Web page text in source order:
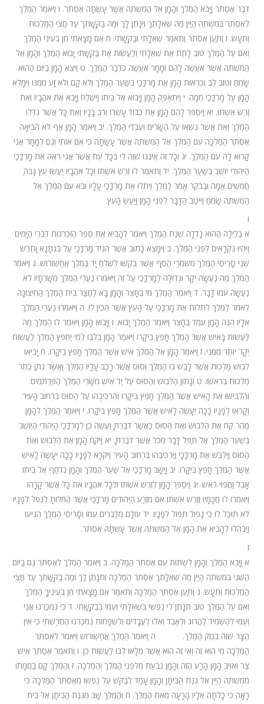
דְּבַר אֶסְתֵּר וַיָּבֹא הַמֶּלֶךְ וְהָמָן אֶל הַמִּשְׁתֶּה אֲשֶׁר עָשְׂתָה אֶסְתֵּר. ו וַיֹּאמֶר הַמֶּלֶךְ
לְאֶסְתֵּר בְּמִשְׁתֵּה הַיַּיִן מַה שְּׁאֵלָתֵךְ וְיִנָּתֵן לָךְ וּמַה בַּקָּשָׁתֵךְ עַד חֲצִי הַמַּלְכוּת
וְתֵעָשׂ. ז וַתַּעַן אֶסְתֵּר וַתֹּאמַר שְׁאֵלָתִי וּבַקָּשָׁתִי. ח אִם מָצָאתִי חֵן בְּעֵינֵי הַמֶּלֶךְ
וְאִם עַל הַמֶּלֶךְ טוֹב לָתֵת אֶת שְׁאֵלָתִי וְלַעֲשׂוֹת אֶת בַּקָּשָׁתִי יָבוֹא הַמֶּלֶךְ וְהָמָן אֶל
הַמִּשְׁתֶּה אֲשֶׁר אֶעֱשֶׂה לָהֶם וּמָחָר אֶעֱשֶׂה כִּדְבַר הַמֶּלֶךְ. ט וַיֵּצֵא הָמָן בַּיּוֹם הַהוּא
שָׂמֵחַ וְטוֹב לֵב וְכִרְאוֹת הָמָן אֶת מָרְדֳּכַי בְּשַׁעַר הַמֶּלֶךְ וְלֹא קָם וְלֹא זָע מִמֶּנּוּ וַיִּמָּלֵא
הָמָן עַל מָרְדֳּכַי חֵמָה. י וַיִּתְאַפַּק הָמָן וַיָּבוֹא אֶל בֵּיתוֹ וַיִּשְׁלַח וַיָּבֵא אֶת אֹהֲבָיו וְאֶת
זֶרֶשׁ אִשְׁתּוֹ. יא וַיְסַפֵּר לָהֶם הָמָן אֶת כְּבוֹד עָשְׁרוֹ וְרֹב בָּנָיו וְאֵת כָּל אֲשֶׁר גִּדְּלוֹ
הַמֶּלֶךְ וְאֵת אֲשֶׁר נִשְּׂאוֹ עַל הַשָּׂרִים וְעַבְדֵי הַמֶּלֶךְ. יב וַיֹּאמֶר הָמָן אַף לֹא הֵבִיאָה
אֶסְתֵּר הַמַּלְכָּה עִם הַמֶּלֶךְ אֶל הַמִּשְׁתֶּה אֲשֶׁר עָשָׂתָה כִּי אִם אוֹתִי וְגַם לְמָחָר אֲנִי
קָרוּא לָהּ עִם הַמֶּלֶךְ. יג וְכָל זֶה אֵינֶנּוּ שֹׁוֶה לִי בְּכָל עֵת אֲשֶׁר אֲנִי רֹאֶה אֶת מָרְדֳּכַי
הַיְּהוּדִי יוֹשֵׁב בְּשַׁעַר הַמֶּלֶךְ. יד וַתֹּאמֶר לוֹ זֶרֶשׁ אִשְׁתּוֹ וְכָל אֹהֲבָיו יַעֲשׂוּ עֵץ גָּבֹהַּ
חֲמִשִּׁים אַמָּה וּבַבֹּקֶר אֱמֹר לַמֶּלֶךְ וְיִתְלוּ אֶת מָרְדֳּכַי עָלָיו וּבֹא עִם הַמֶּלֶךְ אֶל
הַמִּשְׁתֶּה שָׂמֵחַ וַיִּיטַב הַדָּבָר לִפְנֵי הָמָן וַיַּעַשׂ הָעֵץ.
ו
א בַּלַּיְלָה הַהוּא נָדְדָה שְׁנַת הַמֶּלֶךְ וַיֹּאמֶר לְהָבִיא אֶת סֵפֶר הַזִּכְרֹנוֹת דִּבְרֵי הַיָּמִים
וַיִּהְיוּ נִקְרָאִים לִפְנֵי הַמֶּלֶךְ. ב וַיִּמָּצֵא כָתוּב אֲשֶׁר הִגִּיד מָרְדֳּכַי עַל בִּגְתָנָא וָתֶרֶשׁ
שְׁנֵי סָרִיסֵי הַמֶּלֶךְ מִשֹּׁמְרֵי הַסַּף אֲשֶׁר בִּקְשׁוּ לִשְׁלֹחַ יָד בַּמֶּלֶךְ אֲחַשְׁוֵרוֹשׁ. ג וַיֹּאמֶר
הַמֶּלֶךְ מַה נַּעֲשָׂה יְקָר וּגְדוּלָּה לְמָרְדֳּכַי עַל זֶה וַיֹּאמְרוּ נַעֲרֵי הַמֶּלֶךְ מְשָׁרְתָיו לֹא
נַעֲשָׂה עִמּוֹ דָּבָר. ד וַיֹּאמֶר הַמֶּלֶךְ מִי בֶחָצֵר וְהָמָן בָּא לַחֲצַר בֵּית הַמֶּלֶךְ הַחִיצוֹנָה
לֵאמֹר לַמֶּלֶךְ לִתְלוֹת אֶת מָרְדֳּכַי עַל הָעֵץ אֲשֶׁר הֵכִין לוֹ. ה וַיֹּאמְרוּ נַעֲרֵי הַמֶּלֶךְ
אֵלָיו הִנֵּה הָמָן עֹמֵד בֶּחָצֵר וַיֹּאמֶר הַמֶּלֶךְ יָבוֹא. ו וַיָּבוֹא הָמָן וַיֹּאמֶר לוֹ הַמֶּלֶךְ מַה
לַעֲשׂוֹת בָּאִישׁ אֲשֶׁר הַמֶּלֶךְ חָפֵץ בִּיקָרוֹ וַיֹּאמֶר הָמָן בְּלִבּוֹ לְמִי יַחְפֹּץ הַמֶּלֶךְ לַעֲשׂוֹת
יְקָר יוֹתֵר מִמֶּנִּי. ז וַיֹּאמֶר הָמָן אֶל הַמֶּלֶךְ אִישׁ אֲשֶׁר הַמֶּלֶךְ חָפֵץ בִּיקָרוֹ. ח יָבִיאוּ
לְבוּשׁ מַלְכוּת אֲשֶׁר לָבַשׁ בּוֹ הַמֶּלֶךְ וְסוּס אֲשֶׁר רָכַב עָלָיו הַמֶּלֶךְ וַאֲשֶׁר נִתַּן כֶּתֶר
מַלְכוּת בְּרֹאשׁוֹ. ט וְנָתוֹן הַלְּבוּשׁ וְהַסּוּס עַל יַד אִישׁ מִשָּׂרֵי הַמֶּלֶךְ הַפַּרְתְּמִים
וְהִלְבִּישׁוּ אֶת הָאִישׁ אֲשֶׁר הַמֶּלֶךְ חָפֵץ בִּיקָרוֹ וְהִרְכִּיבֻהוּ עַל הַסּוּס בִּרְחוֹב הָעִיר
וְקָרְאוּ לְפָנָיו כָּכָה יֵעָשֶׂה לָאִישׁ אֲשֶׁר הַמֶּלֶךְ חָפֵץ בִּיקָרוֹ. י וַיֹּאמֶר הַמֶּלֶךְ לְהָמָן
מַהֵר קַח אֶת הַלְּבוּשׁ וְאֶת הַסּוּס כַּאֲשֶׁר דִּבַּרְתָּ וַעֲשֵׂה כֵן לְמָרְדֳּכַי הַיְּהוּדִי הַיּוֹשֵׁב
בְּשַׁעַר הַמֶּלֶךְ אַל תַּפֵּל דָּבָר מִכֹּל אֲשֶׁר דִּבַּרְתָּ. יא וַיִּקַּח הָמָן אֶת הַלְּבוּשׁ וְאֶת
הַסּוּס וַיַּלְבֵּשׁ אֶת מָרְדֳּכָי וַיַּרְכִּיבֵהוּ בִּרְחוֹב הָעִיר וַיִּקְרָא לְפָנָיו כָּכָה יֵעָשֶׂה לָאִישׁ
אֲשֶׁר הַמֶּלֶךְ חָפֵץ בִּיקָרוֹ. יב וַיָּשָׁב מָרְדֳּכַי אֶל שַׁעַר הַמֶּלֶךְ וְהָמָן נִדְחַף אֶל בֵּיתוֹ
אָבֵל וַחֲפוּי רֹאשׁ. יג וַיְסַפֵּר הָמָן לְזֶרֶשׁ אִשְׁתּוֹ וּלְכָל אֹהֲבָיו אֵת כָּל אֲשֶׁר קָרָהוּ
וַיֹּאמְרוּ לוֹ חֲכָמָיו וְזֶרֶשׁ אִשְׁתּוֹ אִם מִזֶּרַע הַיְּהוּדִים מָרְדֳּכַי אֲשֶׁר הַחִלּוֹתָ לִנְפֹּל לְפָנָיו
לֹא תוּכַל לוֹ כִּי נָפוֹל תִּפּוֹל לְפָנָיו. יד עוֹדָם מְדַבְּרִים עִמּוֹ וְסָרִיסֵי הַמֶּלֶךְ הִגִּיעוּ
וַיַּבְהִלוּ לְהָבִיא אֶת הָמָן אֶל הַמִּשְׁתֶּה אֲשֶׁר עָשְׂתָה אֶסְתֵּר.
ז
א וַיָּבֹא הַמֶּלֶךְ וְהָמָן לִשְׁתּוֹת עִם אֶסְתֵּר הַמַּלְכָּה. ב וַיֹּאמֶר הַמֶּלֶךְ לְאֶסְתֵּר גַּם בַּיּוֹם
הַשֵּׁנִי בְּמִשְׁתֵּה הַיַּיִן מַה שְּׁאֵלָתֵךְ אֶסְתֵּר הַמַּלְכָּה וְתִנָּתֵן לָךְ וּמַה בַּקָּשָׁתֵךְ עַד חֲצִי
הַמַּלְכוּת וְתֵעָשׂ. ג וַתַּעַן אֶסְתֵּר הַמַּלְכָּה וַתֹּאמַר אִם מָצָאתִי חֵן בְּעֵינֶיךָ הַמֶּלֶךְ
וְאִם עַל הַמֶּלֶךְ טוֹב תִּנָּתֶן לִי נַפְשִׁי בִּשְׁאֵלָתִי וְעַמִּי בְּבַקָּשָׁתִי. ד כִּי נִמְכַּרְנוּ אֲנִי
וְעַמִּי לְהַשְׁמִיד לַהֲרוֹג וּלְאַבֵּד וְאִלּוּ לַעֲבָדִים וְלִשְׁפָחוֹת נִמְכַּרְנוּ הֶחֱרַשְׁתִּי כִּי אֵין
הַצָּר שֹׁוֶה בְּנֵזֶק הַמֶּלֶךְ. ה וַיֹּאמֶר הַמֶּלֶךְ אֲחַשְׁוֵרוֹשׁ וַיֹּאמֶר לְאֶסְתֵּר
הַמַּלְכָּה מִי הוּא זֶה וְאֵי זֶה הוּא אֲשֶׁר מְלָאוֹ לִבּוֹ לַעֲשׂוֹת כֵּן. ו וַתֹּאמֶר אֶסְתֵּר אִישׁ
צַר וְאוֹיֵב הָמָן הָרָע הַזֶּה וְהָמָן נִבְעַת מִלִּפְנֵי הַמֶּלֶךְ וְהַמַּלְכָּה. ז וְהַמֶּלֶךְ קָם בַּחֲמָתוֹ
מִמִּשְׁתֵּה הַיַּיִן אֶל גִּנַּת הַבִּיתָן וְהָמָן עָמַד לְבַקֵּשׁ עַל נַפְשׁוֹ מֵאֶסְתֵּר הַמַּלְכָּה כִּי
רָאָה כִּי כָלְתָה אֵלָיו הָרָעָה מֵאֵת הַמֶּלֶךְ. ח וְהַמֶּלֶךְ שָׁב מִגִּנַּת הַבִּיתָן אֶל בֵּית